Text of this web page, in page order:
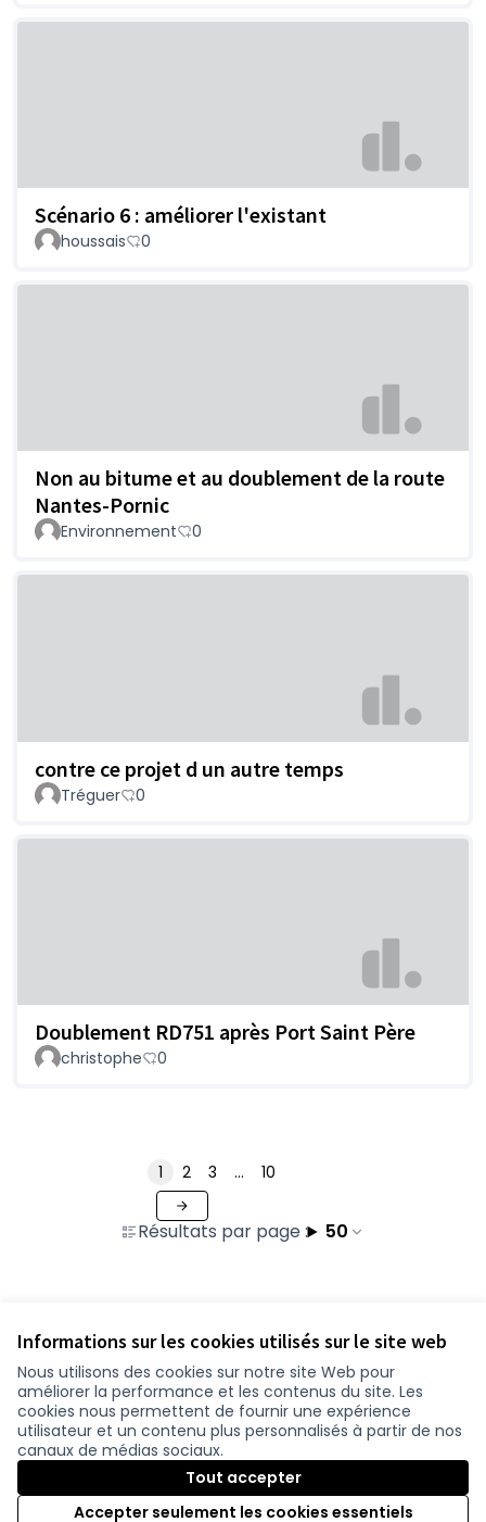
Informations sur les cookies utilisés sur le site web
Nous utilisons des cookies sur notre site Web pour
améliorer la performance et les contenus du site. Les
cookies nous permettent de fournir une expérience
utilisateur et un contenu plus personnalisés à partir de nos
canaux de médias sociaux.
Tout accepter
Accepter seulement les cookies essentiels
Scénario 6 : améliorer l'existant
houssais 0
Non au bitume et au doublement de la route
Nantes-Pornic
Environnement 0
contre ce projet d un autre temps
Tréguer 0
Doublement RD751 après Port Saint Père
christophe 0
Résultats par page : 50
1 2 3 … 10
Conditions d'utilisation
Paramètres des cookies
participer.loire-atlantique.fr sur Facebook
(Nouvelle fenêtre)
participer.loire-atlantique.fr sur Instagram
(Nouvelle fenêtre)
participer.loire-atlantique.fr sur YouTube
(Nouvelle fenêtre)